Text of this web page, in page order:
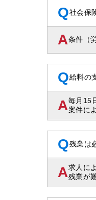
Q社会保
A条件（
Q給料の
A毎月15
案件に
Q残業は
A求人に
残業が